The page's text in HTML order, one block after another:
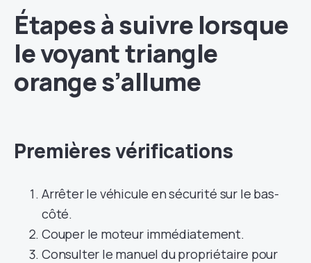
Étapes à suivre lorsque
le voyant triangle
orange s’allume
Premières vérifications
Arrêter le véhicule en sécurité sur le bas-
côté.
Couper le moteur immédiatement.
Consulter le manuel du propriétaire pour